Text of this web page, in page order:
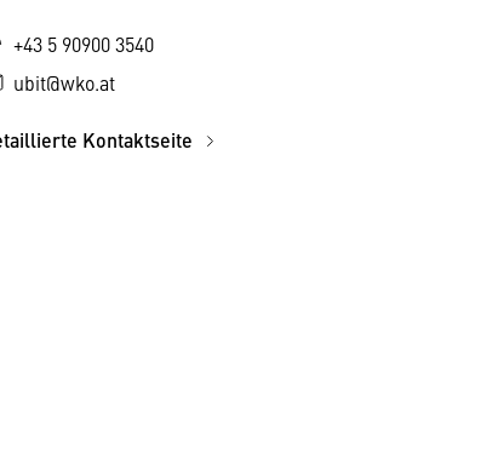
+43 5 90900 3540
ubit@wko.at
Kontaktseite